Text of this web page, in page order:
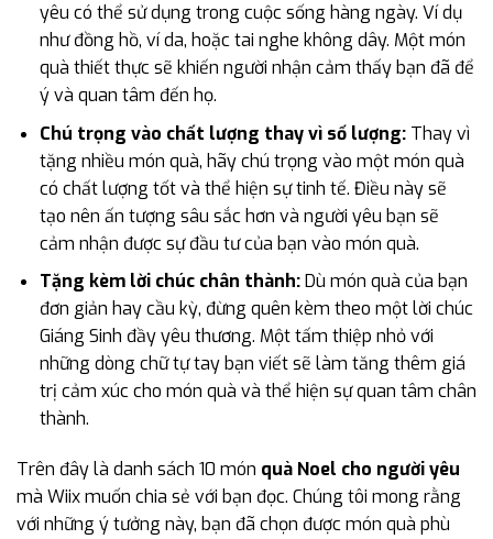
yêu có thể sử dụng trong cuộc sống hàng ngày. Ví dụ
như đồng hồ, ví da, hoặc tai nghe không dây. Một món
quà thiết thực sẽ khiến người nhận cảm thấy bạn đã để
ý và quan tâm đến họ.
Chú trọng vào chất lượng thay vì số lượng:Thay vì
tặng nhiều món quà, hãy chú trọng vào một món quà
có chất lượng tốt và thể hiện sự tinh tế. Điều này sẽ
tạo nên ấn tượng sâu sắc hơn và người yêu bạn sẽ
cảm nhận được sự đầu tư của bạn vào món quà.
Tặng kèm lời chúc chân thành:Dù món quà của bạn
đơn giản hay cầu kỳ, đừng quên kèm theo một lời chúc
Giáng Sinh đầy yêu thương. Một tấm thiệp nhỏ với
những dòng chữ tự tay bạn viết sẽ làm tăng thêm giá
trị cảm xúc cho món quà và thể hiện sự quan tâm chân
thành.
Trên đây là danh sách 10 món quà Noel cho người yêu
mà Wiix muốn chia sẻ với bạn đọc. Chúng tôi mong rằng
với những ý tưởng này, bạn đã chọn được món quà phù